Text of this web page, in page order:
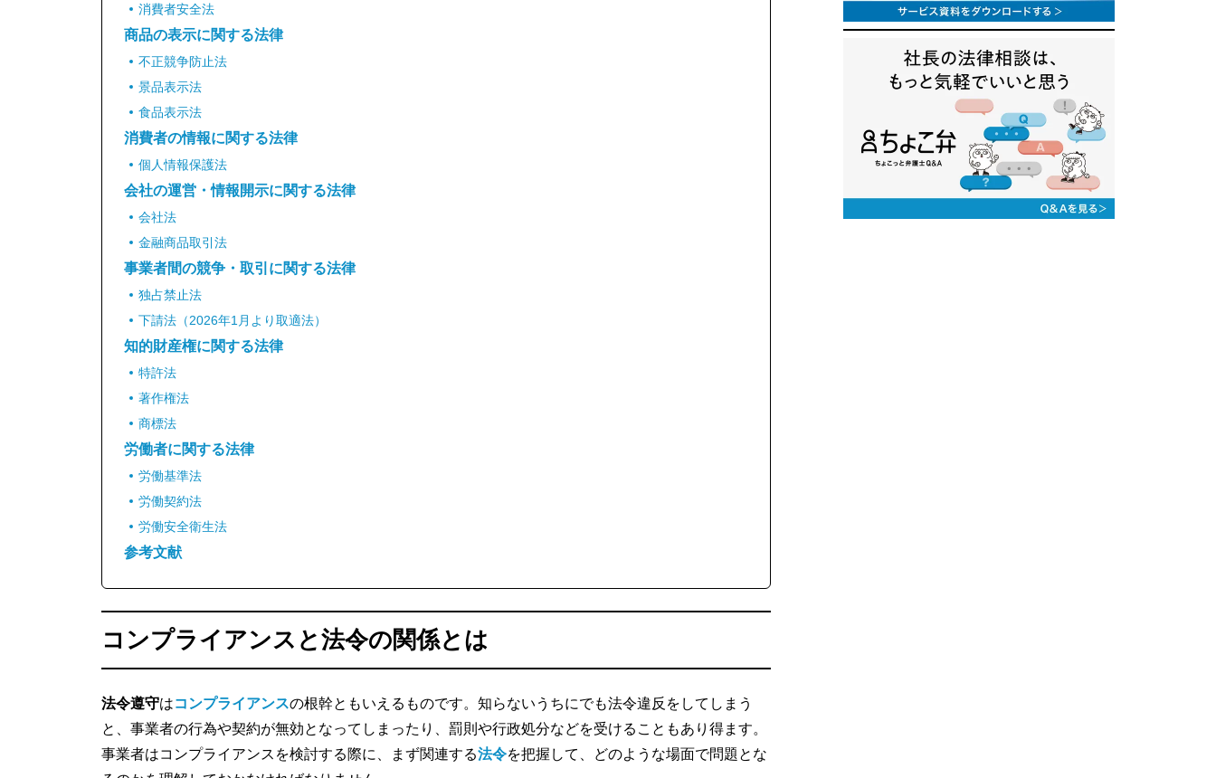
消費者安全法
商品の表示に関する法律
不正競争防止法
景品表示法
食品表示法
消費者の情報に関する法律
個人情報保護法
会社の運営・情報開示に関する法律
会社法
金融商品取引法
事業者間の競争・取引に関する法律
独占禁止法
下請法（2026年1月より取適法）
知的財産権に関する法律
特許法
著作権法
商標法
労働者に関する法律
労働基準法
労働契約法
労働安全衛生法
参考文献
コンプライアンスと法令の関係とは
法令遵守はコンプライアンスの根幹ともいえるものです。知らないうちにでも法令違反をしてしまう
と、事業者の行為や契約が無効となってしまったり、罰則や行政処分などを受けることもあり得ます。
事業者はコンプライアンスを検討する際に、まず関連する法令を把握して、どのような場面で問題とな